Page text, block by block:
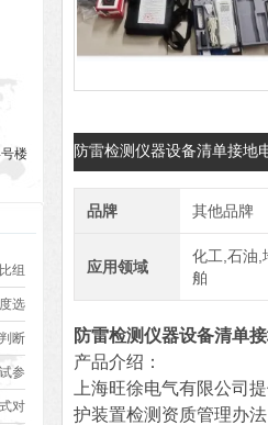
楼
组
别
选
操
断
参
对
防雷检测仪器设备清单接地
品牌 其他品牌
应用领域
化工,石油,
舶
防雷检测仪器设备清单
产品介绍：
上海旺徐电气有限公司
护装置检测资质管理办